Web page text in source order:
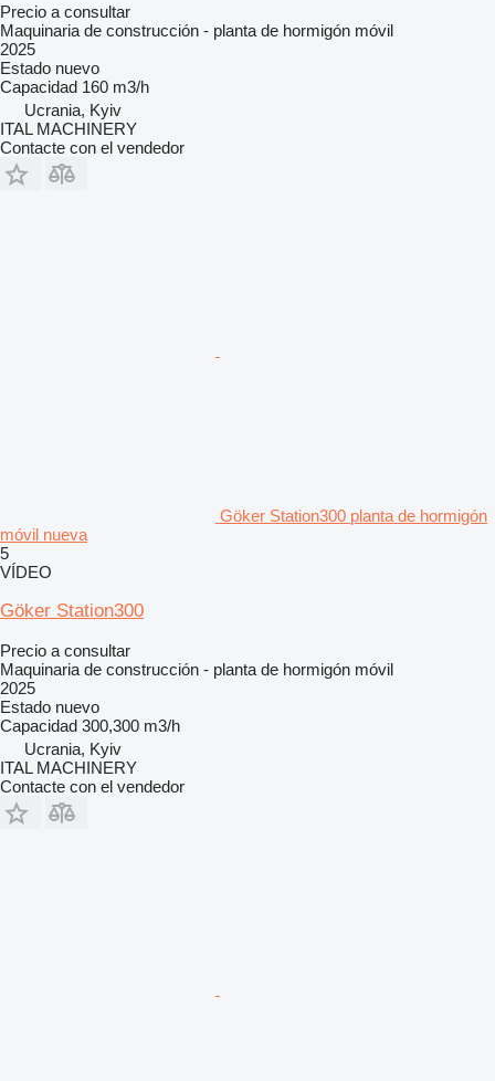
Precio a consultar
Maquinaria de construcción - planta de hormigón móvil
2025
Estado nuevo
Capacidad 160 m3/h
Ucrania, Kyiv
ITAL MACHINERY
Contacte con el vendedor
Göker Station300 planta de hormigón
móvil nueva
5
VÍDEO
Göker Station300
Precio a consultar
Maquinaria de construcción - planta de hormigón móvil
2025
Estado nuevo
Capacidad 300,300 m3/h
Ucrania, Kyiv
ITAL MACHINERY
Contacte con el vendedor